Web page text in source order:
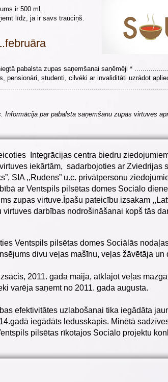
ir 500 ml.
līdz, ja ir savs trauciņš.
pabalsta zupas saņemšanai saņēmēji *
pensionāri, studenti, cilvēki ar invaliditāti uzrādot
Informācija par pabalsta saņemšanu zupas virtuves
Integrācijas centra biedru
iekārtām, sadarbojoties ar Zviedrijas
SIA ,,Rudens” u.c. privātpersonu
ar Ventspils pilsētas domes Sociālo
zupas virtuve.Īpašu pateicību izsakam
virtuves darbības nodrošināšanai kopš tās
Ventspils pilsētas domes Sociālās
divu veļas mašīnu, veļas žāvētāja un
2011. gada maijā, atklājot veļas
varēja saņemt no 2011. gada augusta.
efektivitātes uzlabošanai tika iegādāta
iegādāts ledusskapis. Minētā
pilsētas rīkotajos Sociālo projektu